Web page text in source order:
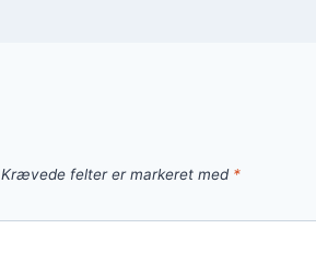
Krævede felter er markeret med *